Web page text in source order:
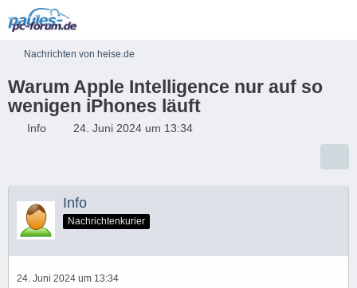
Nachrichten von heise.de
Warum Apple Intelligence nur auf so
wenigen iPhones läuft
Info 24. Juni 2024 um 13:34
Info
Nachrichtenkurier
24. Juni 2024 um 13:34